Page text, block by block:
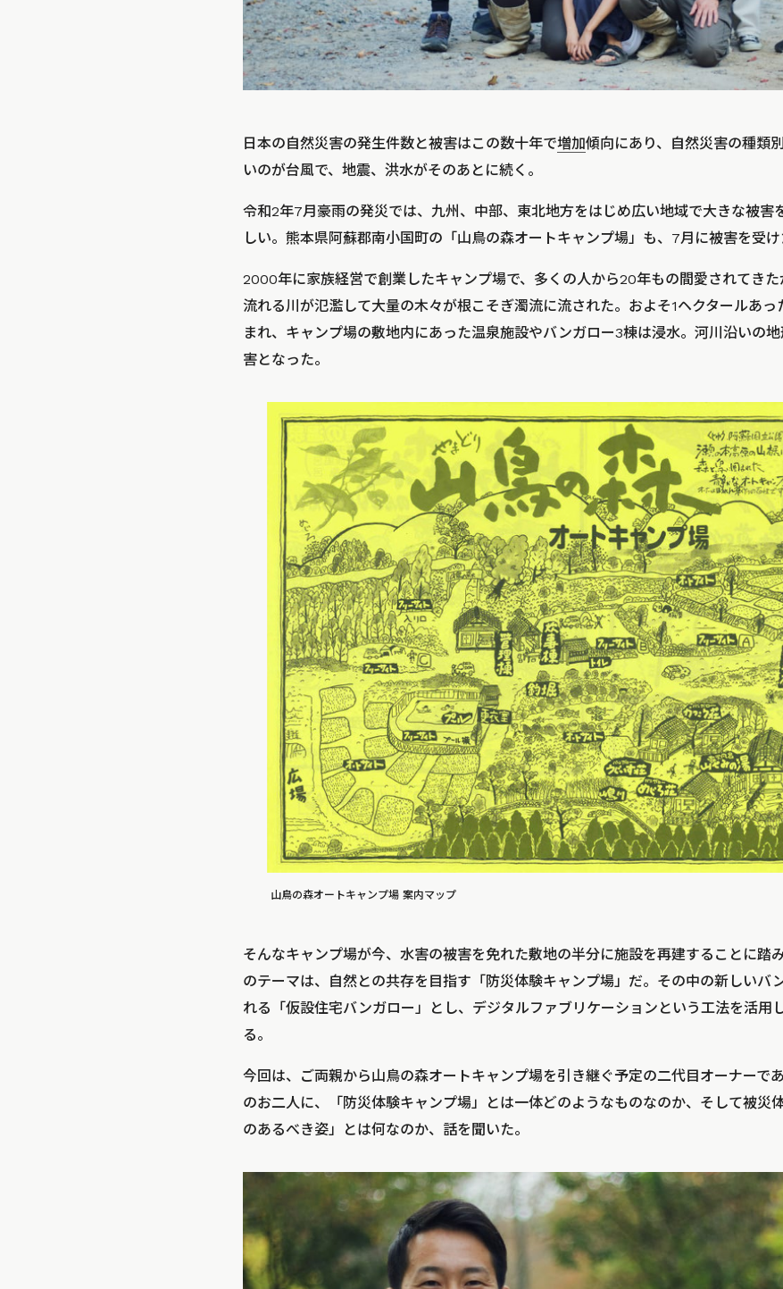
日本の自然災害の発生件数と被害はこの数十年で増加傾向にあり、自然災害の種類
いのが台風で、地震、洪水がそのあとに続く。
令和2年7月豪雨の発災では、九州、中部、東北地方をはじめ広い地域で大きな被害
しい。熊本県阿蘇郡南小国町の「山鳥の森オートキャンプ場」も、7月に被害を受け
2000年に家族経営で創業したキャンプ場で、多くの人から20年もの間愛されてき
流れる川が氾濫して大量の木々が根こそぎ濁流に流された。およそ1ヘクタールあ
まれ、キャンプ場の敷地内にあった温泉施設やバンガロー3棟は浸水。河川沿いの
害となった。
山鳥の森オートキャンプ場 案内マップ
そんなキャンプ場が今、水害の被害を免れた敷地の半分に施設を再建することに踏
のテーマは、自然との共存を目指す「防災体験キャンプ場」だ。その中の新しいバ
れる「仮設住宅バンガロー」とし、デジタルファブリケーションという工法を活用
る。
今回は、ご両親から山鳥の森オートキャンプ場を引き継ぐ予定の二代目オーナーで
のお二人に、「防災体験キャンプ場」とは一体どのようなものなのか、そして被災
のあるべき姿」とは何なのか、話を聞いた。